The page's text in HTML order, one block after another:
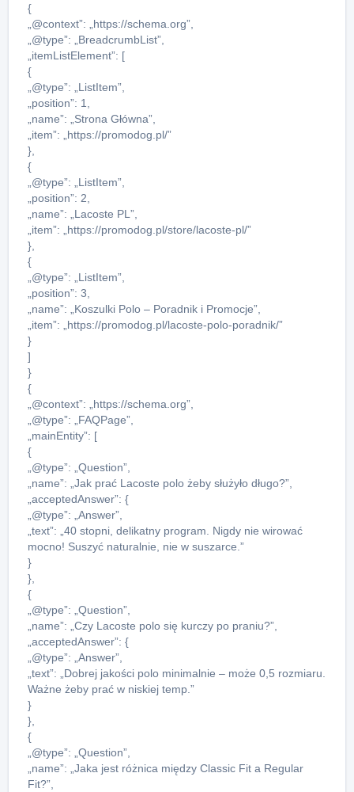
{
„@context”: „https://schema.org”,
„@type”: „BreadcrumbList”,
„itemListElement”: [
{
„@type”: „ListItem”,
„position”: 1,
„name”: „Strona Główna”,
„item”: „https://promodog.pl/”
},
{
„@type”: „ListItem”,
„position”: 2,
„name”: „Lacoste PL”,
„item”: „https://promodog.pl/store/lacoste-pl/”
},
{
„@type”: „ListItem”,
„position”: 3,
„name”: „Koszulki Polo – Poradnik i Promocje”,
„item”: „https://promodog.pl/lacoste-polo-poradnik/”
}
]
}
{
„@context”: „https://schema.org”,
„@type”: „FAQPage”,
„mainEntity”: [
{
„@type”: „Question”,
„name”: „Jak prać Lacoste polo żeby służyło długo?”,
„acceptedAnswer”: {
„@type”: „Answer”,
„text”: „40 stopni, delikatny program. Nigdy nie wirować
mocno! Suszyć naturalnie, nie w suszarce.”
}
},
{
„@type”: „Question”,
„name”: „Czy Lacoste polo się kurczy po praniu?”,
„acceptedAnswer”: {
„@type”: „Answer”,
„text”: „Dobrej jakości polo minimalnie – może 0,5 rozmiaru.
Ważne żeby prać w niskiej temp.”
}
},
{
„@type”: „Question”,
„name”: „Jaka jest różnica między Classic Fit a Regular
Fit?”,